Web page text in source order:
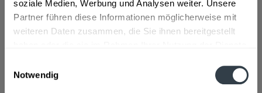
soziale Medien, Werbung und Analysen weiter. Unsere
Partner führen diese Informationen möglicherweise mit
weiteren Daten zusammen, die Sie ihnen bereitgestellt
Notwendig
Fragen zum Artikel?
Weitere Artikel von Franken Brunnen
Zutaten und Allergene
Natürliches Mineralwasser, Zucker, Orangensaft aus